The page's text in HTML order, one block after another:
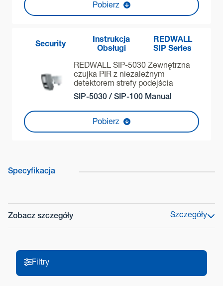
Pobierz
REDWALL SIP-5030 Zewnętrzna
czujka PIR z niezależnym
detektorem strefy podejścia
SIP-5030 / SIP-100 Manual
Security
Instrukcja
Obsługi
REDWALL
SIP Series
Pobierz
Specyfikacja
Zobacz szczegóły Szczegóły
Model
SIP-100
Filtry